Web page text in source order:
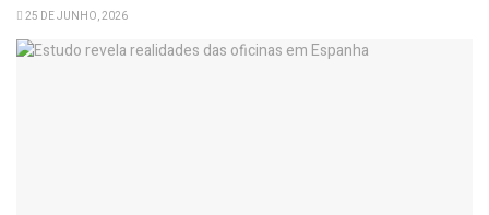
25 DE JUNHO, 2026